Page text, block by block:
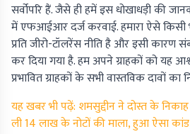
सर्वोपरि हैं. जैसे ही हमें इस धोखाधड़ी की
में एफआईआर दर्ज करवाई. हमारा ऐसे किसी
प्रति जीरो-टॉलरेंस नीति है और इसी कारण
कर दिया गया है. हम अपने ग्राहकों को यह
प्रभावित ग्राहकों के सभी वास्तविक दावों का
यह खबर भी पढ़ें: शमसुद्दीन ने दोस्त के
ली 14 लाख के नोटों की माला, हुआ ऐसा